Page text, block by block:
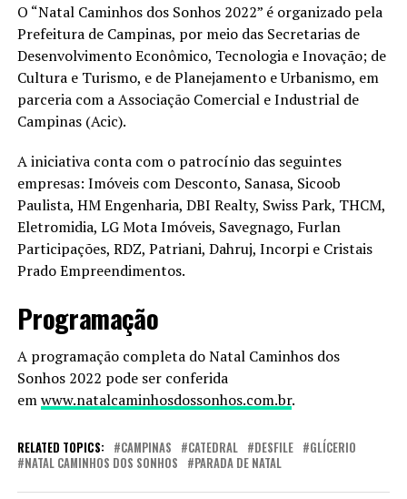
O “Natal Caminhos dos Sonhos 2022” é organizado pela
Prefeitura de Campinas, por meio das Secretarias de
Desenvolvimento Econômico, Tecnologia e Inovação; de
Cultura e Turismo, e de Planejamento e Urbanismo, em
parceria com a Associação Comercial e Industrial de
Campinas (Acic).
A iniciativa conta com o patrocínio das seguintes
empresas: Imóveis com Desconto, Sanasa, Sicoob
Paulista, HM Engenharia, DBI Realty, Swiss Park, THCM,
Eletromidia, LG Mota Imóveis, Savegnago, Furlan
Participações, RDZ, Patriani, Dahruj, Incorpi e Cristais
Prado Empreendimentos.
Programação
A programação completa do Natal Caminhos dos
Sonhos 2022 pode ser conferida
emwww.natalcaminhosdossonhos.com.br.
RELATED TOPICS: CAMPINAS CATEDRAL DESFILE
GLÍCERIO
NATAL CAMINHOS DOS SONHOS
PARADA DE NATAL